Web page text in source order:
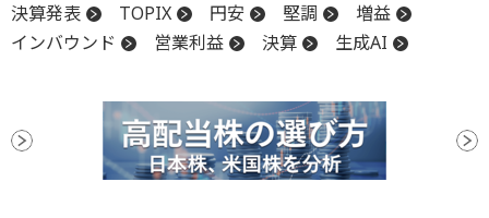
決算発表 TOPIX 円安 堅調
増益
インバウンド
営業利益 決算 生成AI